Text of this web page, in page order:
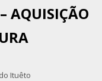
AQUISIÇÃO
Ituêto